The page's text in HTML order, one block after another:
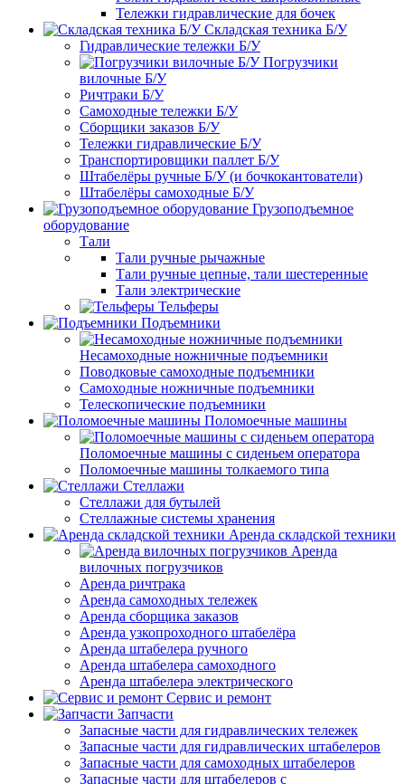
Тележки гидравлические для бочек
Складская техника Б/У
Гидравлические тележки Б/У
Погрузчики
вилочные Б/У
Ричтраки Б/У
Самоходные тележки Б/У
Сборщики заказов Б/У
Тележки гидравлические Б/У
Транспортировщики паллет Б/У
Штабелёры ручные Б/У (и бочкокантователи)
Штабелёры самоходные Б/У
Грузоподъемное
оборудование
Тали
Тали ручные рычажные
Тали ручные цепные, тали шестеренные
Тали электрические
Тельферы
Подъемники
Несамоходные ножничные подъемники
Поводковые самоходные подъемники
Самоходные ножничные подъемники
Телескопические подъемники
Поломоечные машины
Поломоечные машины с сиденьем оператора
Поломоечные машины толкаемого типа
Стеллажи
Стеллажи для бутылей
Стеллажные системы хранения
Аренда складской техники
Аренда
вилочных погрузчиков
Аренда ричтрака
Аренда самоходных тележек
Аренда сборщика заказов
Аренда узкопроходного штабелёра
Аренда штабелера ручного
Аренда штабелера самоходного
Аренда штабелера электрического
Сервис и ремонт
Запчасти
Запасные части для гидравлических тележек
Запасные части для гидравлических штабелеров
Запасные части для самоходных штабелеров
Запасные части для штабелеров с